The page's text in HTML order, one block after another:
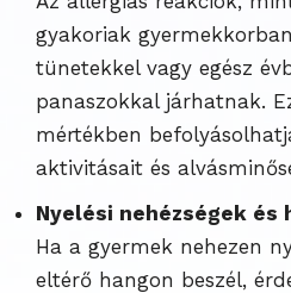
gyakoriak
tünetekkel vagy egész
panaszokkal járhatnak.
mértékben
aktivitásait és
Nyelési nehézségek és
Ha a gyermek nehezen
eltérő hangon beszél,